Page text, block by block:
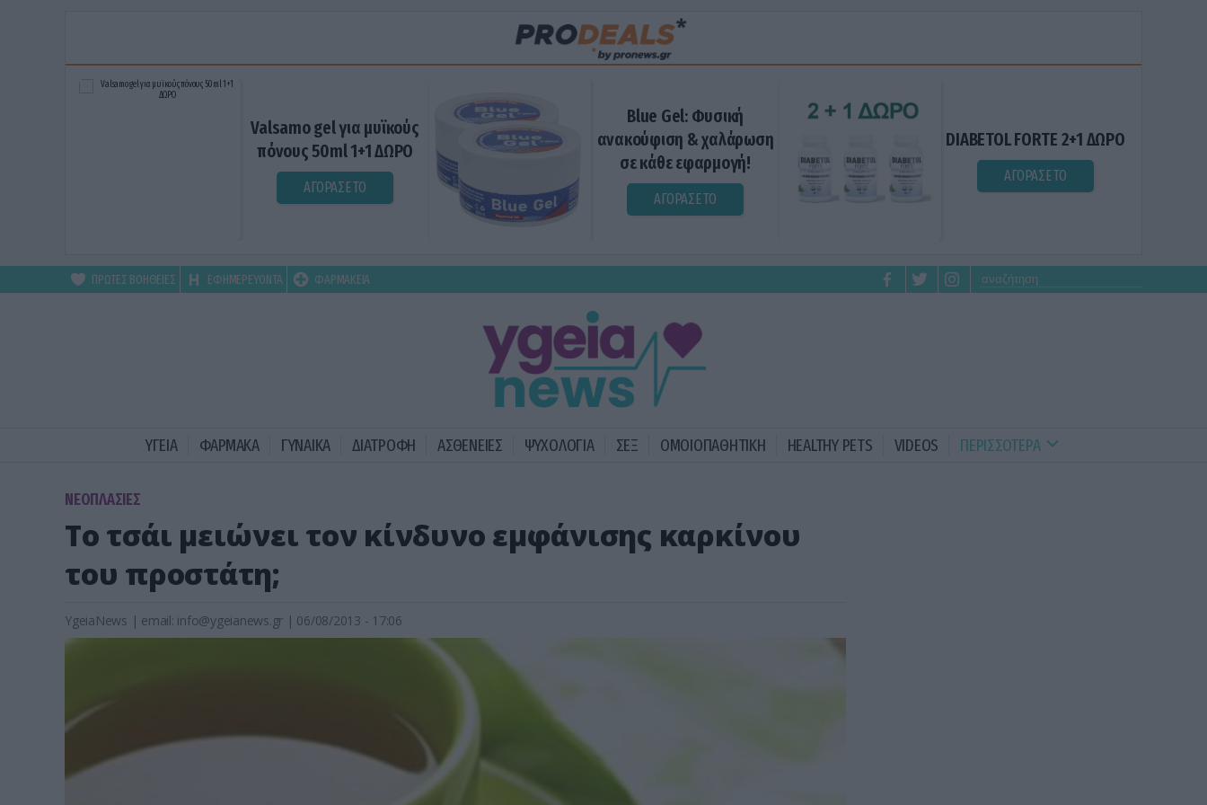
Valsamo gel για μυϊκούς
πόνους 50ml 1+1 ΔΩΡΟ
ΑΓΟΡΑΣΕ ΤΟ
Blue Gel: Φυσική
ανακούφιση & χαλάρωση
σε κάθε εφαρμογή!
ΑΓΟΡΑΣΕ ΤΟ
DIABETOL FORTE 2+1 ΔΩΡΟ
ΑΓΟΡΑΣΕ ΤΟ
ΠΡΩΤΕΣ ΒΟΗΘΕΙΕΣ ΕΦΗΜΕΡΕΥΟΝΤΑ ΦΑΡΜΑΚΕΙΑ
ΥΓΕΙΑ ΦΑΡΜΑΚΑ ΓΥΝΑΙΚΑ ΔΙΑΤΡΟΦΗ ΑΣΘΕΝΕΙΕΣ ΨΥΧΟΛΟΓΙΑ ΣΕΞ ΟΜΟΙΟΠΑΘΗΤΙΚΗ HEALTHY PETS VIDEOS ΠΕΡΙΣΣΟΤΕΡΑ
ΝΕΟΠΛΑΣΙΕΣ
Το τσάι μειώνει τον κίνδυνο εμφάνισης καρκίνου
του προστάτη;
YgeiaNews | email: info@ygeianews.gr | 06/08/2013 - 17:06